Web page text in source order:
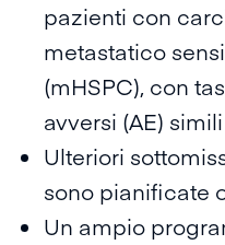
pazienti con
metastatico
(mHSPC), con
avversi (AE)
Ulteriori
sono pianificate
Un ampio